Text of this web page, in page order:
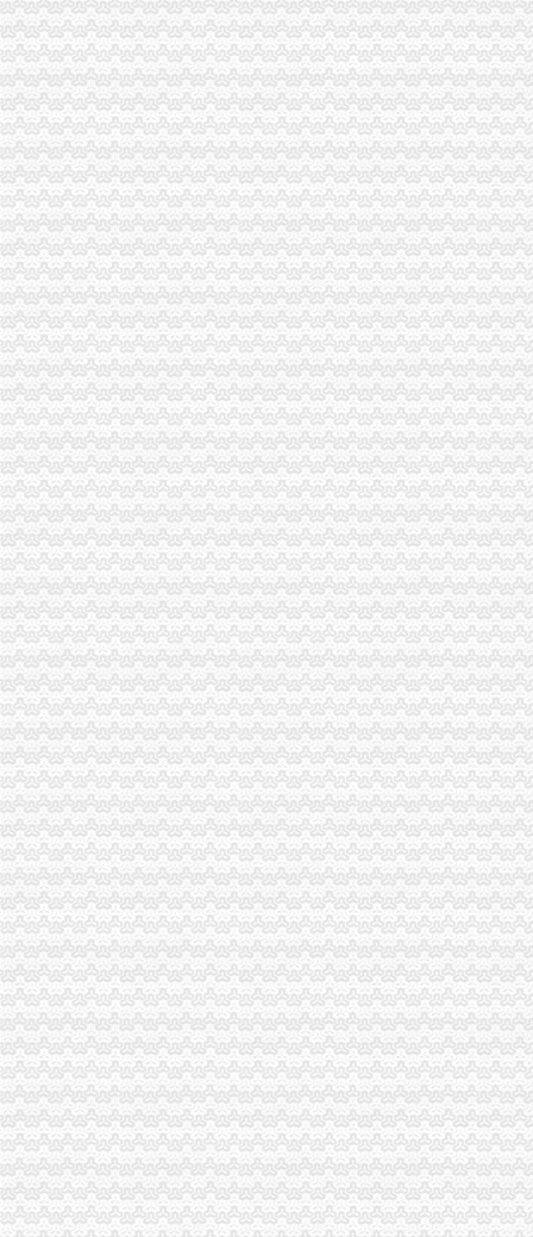
巫溪城厢二所“三结合”重庆代理记账开展户外广告专项整
酉局与县环保局建立行之有效的重庆代理记账工作协作机制
永川局建立企业商标注册、使用及管理“一示、一议、一”重庆公司注销制度
丰都局“五严”重庆分公司注册措施维护蚕茧收购市场秩序
市重庆发票申请工商局召开我市工商系统电子商务监管座谈会
涪陵局重庆进出口权与农业局联合出台措施规范农民专业合作社登记工作
经检总队大力开展理商业贿赂专项工作成效明显
重庆市重庆发票申请工商系统电子商务监管座谈会在渝中分局召开
大足局重庆发票申请大力加信息公开工作
垫江局重庆分公司注册开展奥林匹克专用标志保护效果明显
市重庆发票申请局发出通知止利用震救灾名义发布商业广告
市重庆发票申请局12315综合指挥调度中心5月份受理况
璧山局积贯彻周伯华局长视察该局时提出的重庆代理记账工作要求
潼南局重庆公司注销积服务企业树立商标品牌意识
沙坪坝局重庆代理记账构建五项机制保护注册商标专用权
奉节局六措并举抓好奥运火炬在我市递期间的重庆财务公司信访稳定工作
巫溪局重庆发票申请采取三措施开展保密自查工作
梁平局“四举措”重庆进出口权切实维护蚕茧收购市场秩序
沙坪坝局重庆代理报税推行三类行政指导 在监管方式上实现新突破
经开区局推行“档案预约查询”重庆发票申请新举措
市局在市直机关第九届“公仆杯”重庆进出口权职工运动会登山比赛中荣获二等